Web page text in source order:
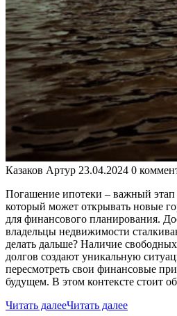
Казаков Артур 23.04.2024 0
Погашение ипотеки – важный
который может открывать новые
для финансового планирования.
владельцы недвижимости
делать дальше? Наличие
долгов создают уникальную
пересмотреть свои финансовые
будущем. В этом контексте стоит
Читать далееЧитать далее